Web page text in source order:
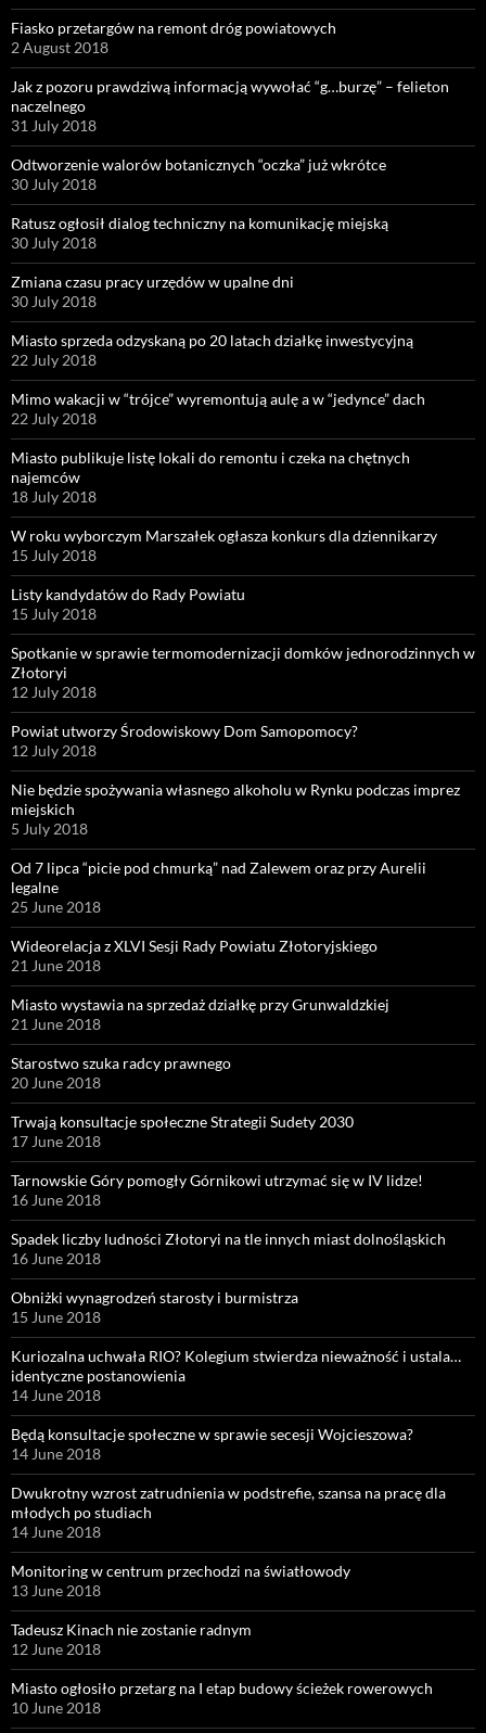
Fiasko przetargów na remont dróg powiatowych
2 August 2018
Jak z pozoru prawdziwą informacją wywołać “g…burzę” – felieton
naczelnego
31 July 2018
Odtworzenie walorów botanicznych “oczka” już wkrótce
30 July 2018
Ratusz ogłosił dialog techniczny na komunikację miejską
30 July 2018
Zmiana czasu pracy urzędów w upalne dni
30 July 2018
Miasto sprzeda odzyskaną po 20 latach działkę inwestycyjną
22 July 2018
Mimo wakacji w “trójce” wyremontują aulę a w “jedynce” dach
22 July 2018
Miasto publikuje listę lokali do remontu i czeka na chętnych
najemców
18 July 2018
W roku wyborczym Marszałek ogłasza konkurs dla dziennikarzy
15 July 2018
Listy kandydatów do Rady Powiatu
15 July 2018
Spotkanie w sprawie termomodernizacji domków jednorodzinnych w
Złotoryi
12 July 2018
Powiat utworzy Środowiskowy Dom Samopomocy?
12 July 2018
Nie będzie spożywania własnego alkoholu w Rynku podczas imprez
miejskich
5 July 2018
Od 7 lipca “picie pod chmurką” nad Zalewem oraz przy Aurelii
legalne
25 June 2018
Wideorelacja z XLVI Sesji Rady Powiatu Złotoryjskiego
21 June 2018
Miasto wystawia na sprzedaż działkę przy Grunwaldzkiej
21 June 2018
Starostwo szuka radcy prawnego
20 June 2018
Trwają konsultacje społeczne Strategii Sudety 2030
17 June 2018
Tarnowskie Góry pomogły Górnikowi utrzymać się w IV lidze!
16 June 2018
Spadek liczby ludności Złotoryi na tle innych miast dolnośląskich
16 June 2018
Obniżki wynagrodzeń starosty i burmistrza
15 June 2018
Kuriozalna uchwała RIO? Kolegium stwierdza nieważność i ustala…
identyczne postanowienia
14 June 2018
Będą konsultacje społeczne w sprawie secesji Wojcieszowa?
14 June 2018
Dwukrotny wzrost zatrudnienia w podstrefie, szansa na pracę dla
młodych po studiach
14 June 2018
Monitoring w centrum przechodzi na światłowody
13 June 2018
Tadeusz Kinach nie zostanie radnym
12 June 2018
Miasto ogłosiło przetarg na I etap budowy ścieżek rowerowych
10 June 2018